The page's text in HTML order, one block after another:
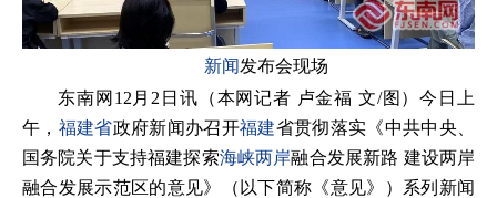
新闻发布会现场
东南网12月2日讯（本网记者 卢金福 文/图）今日上
午， 福建省政府新闻办召开福建省贯彻落实《中共中央、
国务院关于支持福建探索海峡两岸融合发展新路 建设两岸
融合发展示范区的意见》（以下简称《意见》）系列新闻